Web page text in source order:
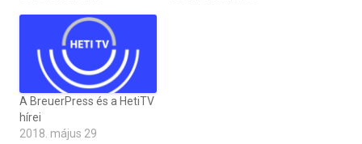
A BreuerPress és a HetiTV
hírei
2018. május 29